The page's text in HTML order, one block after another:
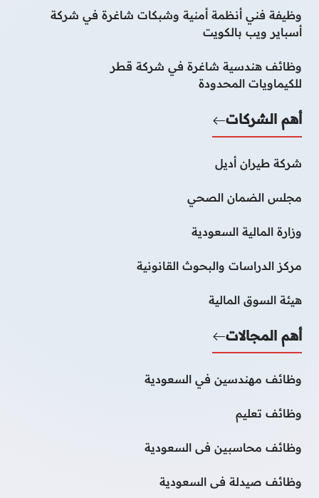
وظيفة فني أنظمة أمنية وشبكات شاغرة في شركة
أسباير ويب بالكويت
وظائف هندسية شاغرة في شركة قطر
للكيماويات المحدودة
أهم الشركات
شركة طيران أديل
مجلس الضمان الصحي
وزارة المالية السعودية
مركز الدراسات والبحوث القانونية
هيئة السوق المالية
أهم المجالات
وظائف مهندسين في السعودية
وظائف تعليم
وظائف محاسبين فى السعودية
وظائف صيدلة فى السعودية